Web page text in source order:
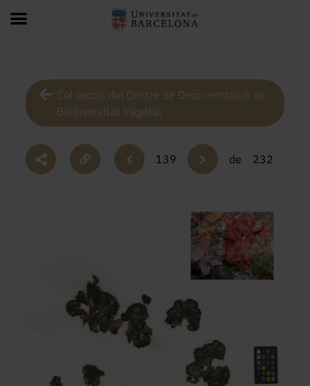
Col·lecció del Centre de Documentació de
Biodiversitat Vegetal
139 de 232